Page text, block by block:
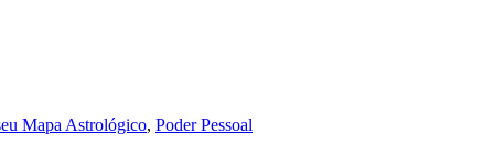
Mapa Astrológico, Poder Pessoal